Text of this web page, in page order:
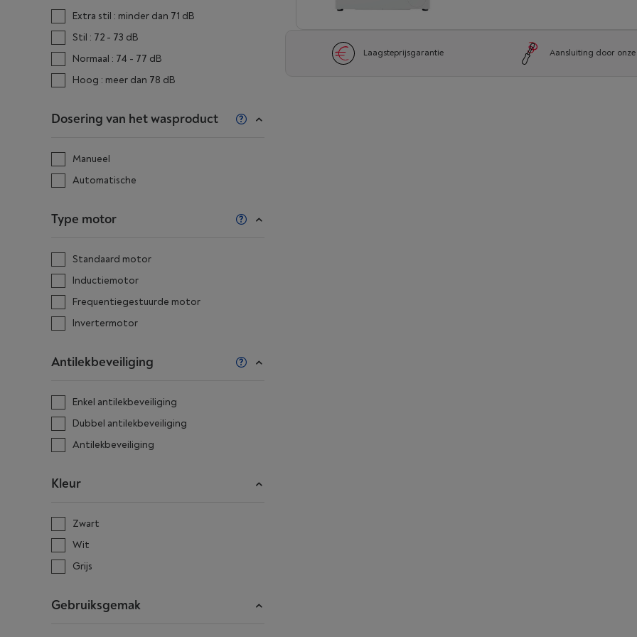
Extra stil : minder dan 71 dB
Stil : 72 - 73 dB
Normaal : 74 - 77 dB
Hoog : meer dan 78 dB
Dosering van het wasproduct
Manueel
Automatische
Type motor
Standaard motor
Inductiemotor
Frequentiegestuurde motor
Invertermotor
Antilekbeveiliging
Enkel antilekbeveiliging
Dubbel antilekbeveiliging
Antilekbeveiliging
Kleur
Zwart
Wit
Grijs
Gebruiksgemak
Laagsteprijsgarantie Aansluiting door onze